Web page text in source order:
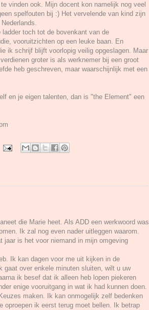
vinden ook. Mijn docent kon namelijk nog veel
spelfouten bij :) Het vervelende van kind zijn
toch tot de bovenkant van de
vooruitzichten op een leuke baan. En
ik schrijf blijft voorlopig veilig opgeslagen. Maar
groter is als werknemer bij een groot
heb geschreven, maar waarschijnlijk met een
en je eigen talenten, dan is "the Element" een
die Marie heet. Als ADD een werkwoord was
Ik zal nog even nader uitleggen waarom.
jaar is het voor niemand in mijn omgeving
Ik kan dagen voor me uit kijken in de
gaat over enkele minuten sluiten, wilt u uw
ik besef dat ik alleen heb lopen piekeren
enige vooruitgang in wat ik had kunnen doen.
maken. Ik kan onmogelijk zelf bedenken
oproepen ik eerst terug moet bellen. Ik betrap